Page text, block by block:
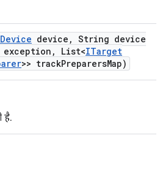
Device device , String device
exception , List<ITarget
>> trackPreparersMap)
है.